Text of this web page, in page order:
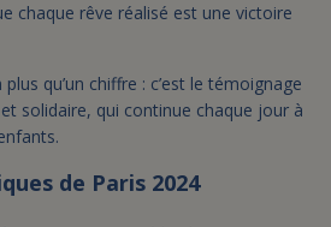
chaque rêve réalisé est une victoire
qu’un chiffre : c’est le témoignage
solidaire, qui continue chaque jour à
de Paris 2024